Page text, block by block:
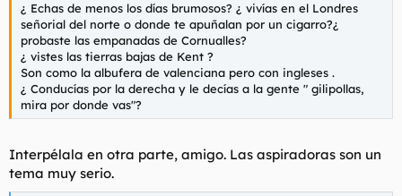
¿ Echas de menos los días brumosos? ¿ vivías en el Londres
señorial del norte o donde te apuñalan por un cigarro?¿
probaste las empanadas de Cornualles?
¿ vistes las tierras bajas de Kent ?
Son como la albufera de valenciana pero con ingleses .
¿ Conducías por la derecha y le decías a la gente " gilipollas,
mira por donde vas"?
Interpélala en otra parte, amigo. Las aspiradoras son un
tema muy serio.